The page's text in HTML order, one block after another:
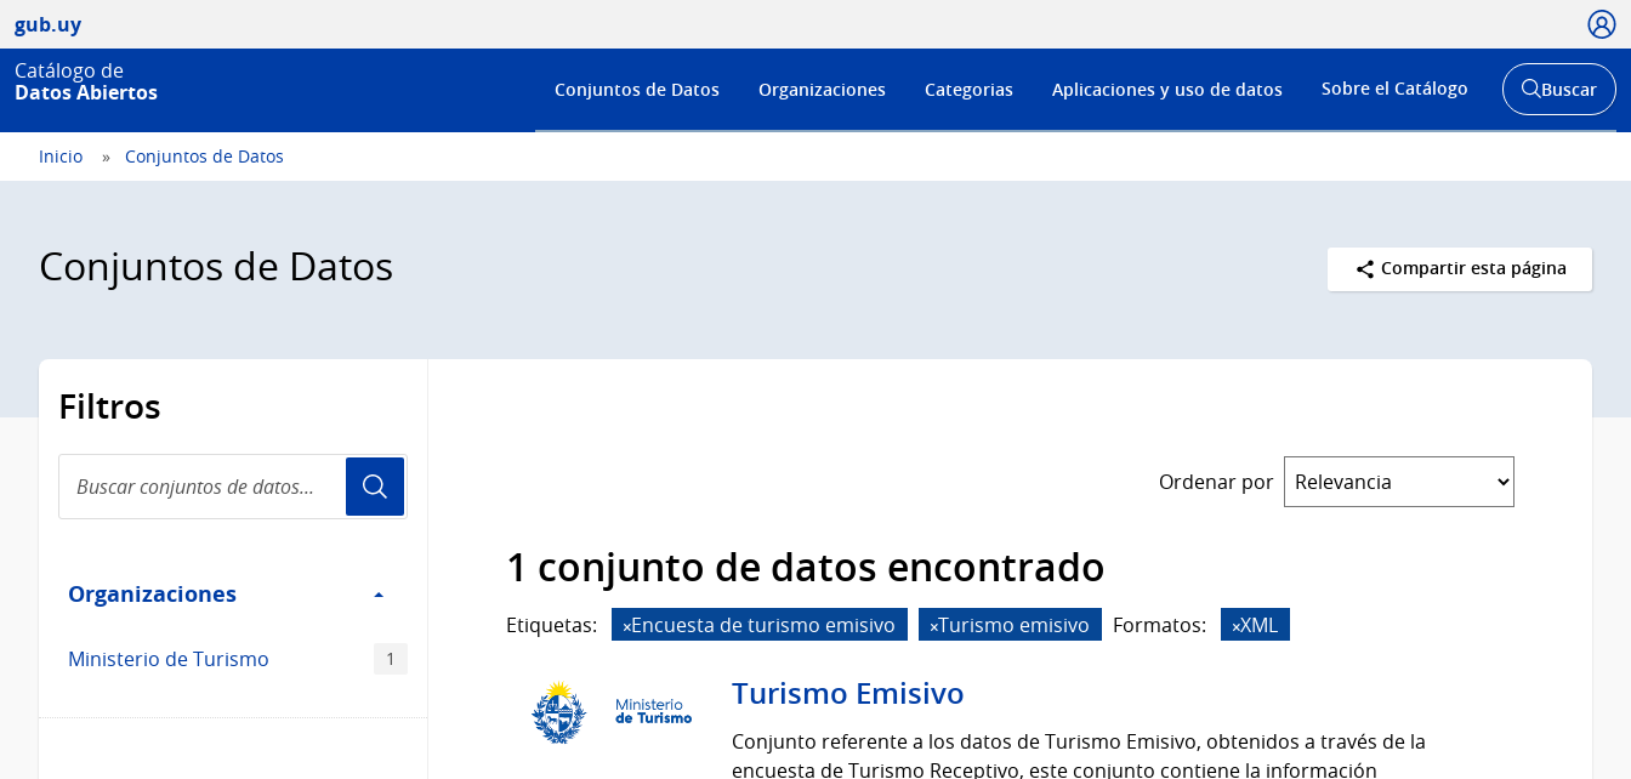
gub.uy
Catálogo de
Datos Abiertos
Menú
de
Conjuntos de Datos Organizaciones Categorias Aplicaciones y uso de datos Sobre el Catálogo
Abrir
buscador
Buscar
Inicio Conjuntos de Datos
Conjuntos de Datos Compartir esta página
Filtros
conjuntos
de
Organizaciones
Organizaciones
Ministerio de Turismo 1
Ordenar por
1 conjunto de datos encontrado
Etiquetas: Encuesta de turismo emisivo Turismo emisivo Formatos: XML
Turismo Emisivo
Conjunto referente a los datos de Turismo Emisivo, obtenidos a través de la
encuesta de Turismo Receptivo, este conjunto contiene la información